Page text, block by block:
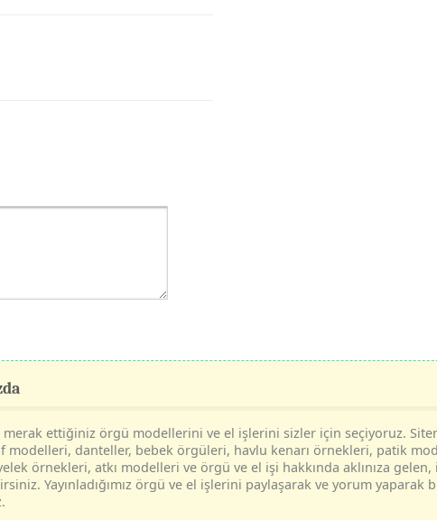
merak ettiğiniz örgü modellerini ve el işlerini sizler için seçiyoruz.
modelleri, danteller, bebek örgüleri, havlu kenarı örnekleri, patik
örnekleri, atkı modelleri ve örgü ve el işi hakkında aklınıza gelen,
Yayınladığımız örgü ve el işlerini paylaşarak ve yorum yaparak